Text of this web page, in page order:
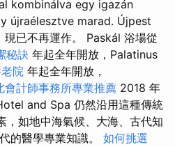
kombinálva egy igazán
újraélesztve marad. Újpest
已不再運作。 Paskál 浴場從
秘訣 年起全年開放，Palatinus
院 年起全年開放，
會計師事務所專業推薦 2018 年
and Spa 仍然沿用這種傳統
，如地中海氣候、大海、古代知
的醫學專業知識。 如何挑選